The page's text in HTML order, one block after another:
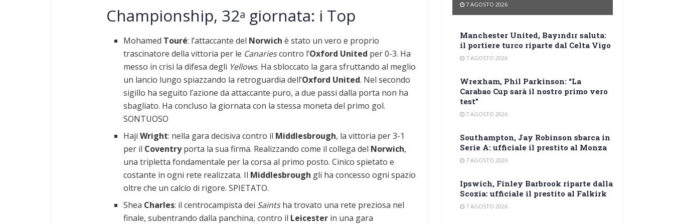
Championship, 32a giornata: i Top
Mohamed Touré: l’attaccante del Norwichè stato un vero e proprio
trascinatore della vittoria per le Canariescontro l’Oxford United per 0-3. Ha
messo in crisi la difesa degli Yellows. Ha sbloccato la gara sfruttando al meglio
un lancio lungo spiazzando la retroguardia dell’Oxford United. Nel secondo
sigillo ha seguito l’azione da attaccante puro, a due passi dalla porta non ha
sbagliato. Ha concluso la giornata con la stessa moneta del primo gol.
SONTUOSO
HajiWright: nella gara decisiva contro il Middlesbrough, la vittoria per 3-1
per il Coventryporta la sua firma. Realizzando come il collega del Norwich,
una tripletta fondamentale per la corsa al primo posto. Cinico spietato e
costante in ogni rete realizzata. Il Middlesbrough gli ha concesso ogni spazio
oltre che un calcio di rigore. SPIETATO.
Shea Charles: il centrocampista dei Saintsha trovato una rete preziosa nel
finale, subentrando dalla panchina, contro il Leicester in una gara
7 AGOSTO 2026
Manchester United, Bayındır saluta:
il portiere turco riparte dal Celta Vigo
7 AGOSTO 2026
Wrexham, Phil Parkinson: “La
Carabao Cup sarà il nostro primo vero
test”
7 AGOSTO 2026
Southampton, Jay Robinson sbarca in
Serie A: ufficiale il prestito al Monza
7 AGOSTO 2026
Ipswich, Finley Barbrook riparte dalla
Scozia: ufficiale il prestito al Falkirk
7 AGOSTO 2026